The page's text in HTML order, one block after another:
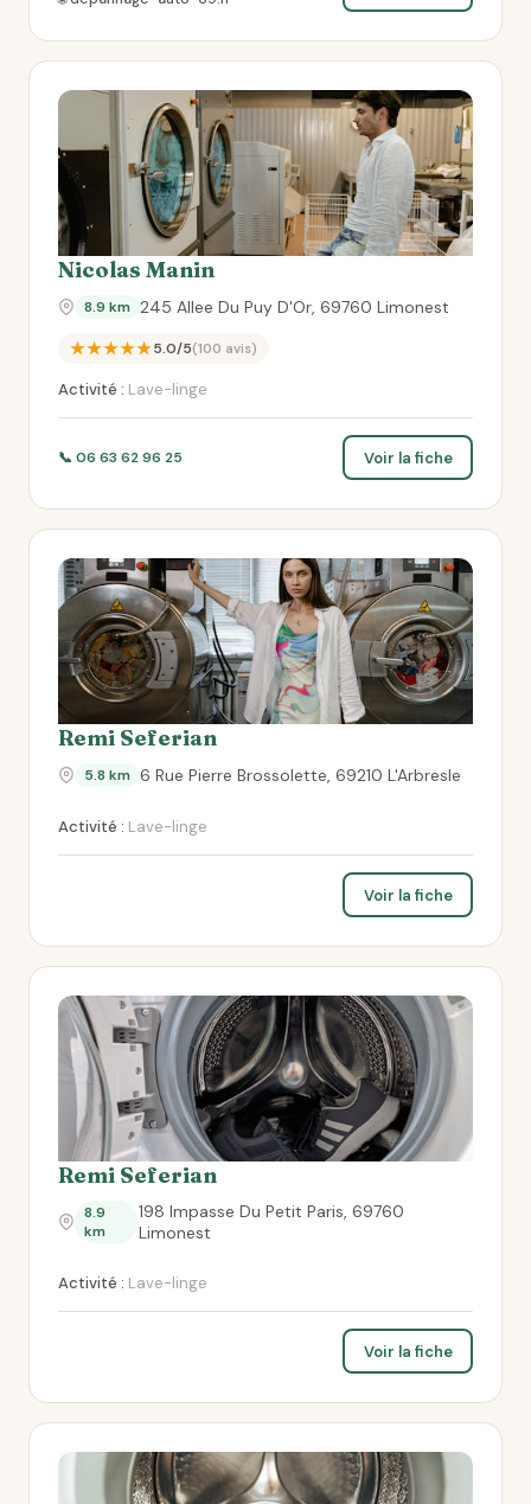
Nicolas Manin
8.9 km 245 Allee Du Puy D'Or, 69760 Limonest
★★★★★5.0/5(100 avis)
Activité : Lave-linge
📞 06 63 62 96 25 Voir la fiche
Remi Seferian
5.8 km 6 Rue Pierre Brossolette, 69210 L'Arbresle
Activité : Lave-linge
Voir la fiche
Remi Seferian
8.9
km
198 Impasse Du Petit Paris, 69760
Limonest
Activité : Lave-linge
Voir la fiche